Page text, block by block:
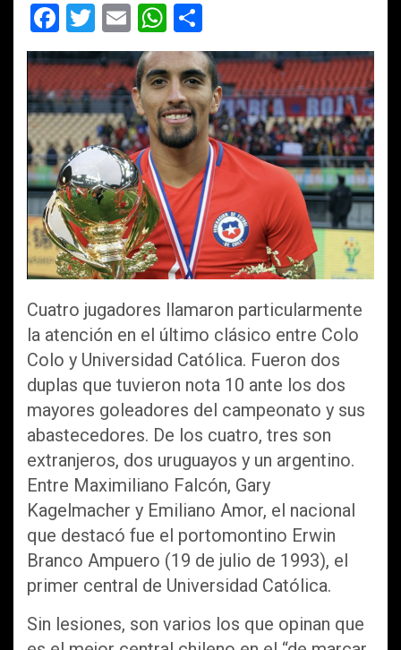
F
a
ce
b
o
o
k
T
wi
tt
er
E
m
ail
W
h
at
s
A
p
p
o
m
p
ar
tir
Cuatro jugadores llamaron particularmente
la atención en el último clásico entre Colo
Colo y Universidad Católica. Fueron dos
duplas que tuvieron nota 10 ante los dos
mayores goleadores del campeonato y sus
abastecedores. De los cuatro, tres son
extranjeros, dos uruguayos y un argentino.
Entre Maximiliano Falcón, Gary
Kagelmacher y Emiliano Amor, el nacional
que destacó fue el portomontino Erwin
Branco Ampuero (19 de julio de 1993), el
primer central de Universidad Católica.
Sin lesiones, son varios los que opinan que